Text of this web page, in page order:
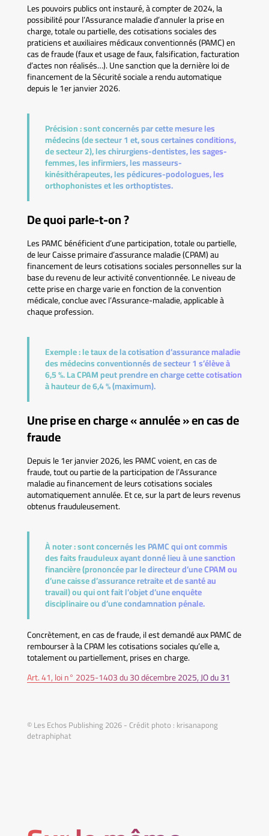
Les pouvoirs publics ont instauré, à compter de 2024, la
possibilité pour l’Assurance maladie d’annuler la prise en
charge, totale ou partielle, des cotisations sociales des
praticiens et auxiliaires médicaux conventionnés (PAMC) en
cas de fraude (faux et usage de faux, falsification, facturation
d’actes non réalisés…). Une sanction que la dernière loi de
financement de la Sécurité sociale a rendu automatique
depuis le 1er janvier 2026.
Précision :sont concernés par cette mesure les
médecins (de secteur 1 et, sous certaines conditions,
de secteur 2), les chirurgiens-dentistes, les sages-
femmes, les infirmiers, les masseurs-
kinésithérapeutes, les pédicures-podologues, les
orthophonistes et les orthoptistes.
De quoi parle-t-on ?
Les PAMC bénéficient d’une participation, totale ou partielle,
de leur Caisse primaire d’assurance maladie (CPAM) au
financement de leurs cotisations sociales personnelles sur la
base du revenu de leur activité conventionnée. Le niveau de
cette prise en charge varie en fonction de la convention
médicale, conclue avec l’Assurance-maladie, applicable à
chaque profession.
Exemple :le taux de la cotisation d’assurance maladie
des médecins conventionnés de secteur 1 s’élève à
6,5 %. La CPAM peut prendre en charge cette cotisation
à hauteur de 6,4 % (maximum).
Une prise en charge « annulée » en cas de
fraude
Depuis le 1er janvier 2026, les PAMC voient, en cas de
fraude, tout ou partie de la participation de l’Assurance
maladie au financement de leurs cotisations sociales
automatiquement annulée. Et ce, sur la part de leurs revenus
obtenus frauduleusement.
À noter :sont concernés les PAMC qui ont commis
des faits frauduleux ayant donné lieu à une sanction
financière (prononcée par le directeur d’une CPAM ou
d’une caisse d’assurance retraite et de santé au
travail) ou qui ont fait l’objet d’une enquête
disciplinaire ou d’une condamnation pénale.
Concrètement, en cas de fraude, il est demandé aux PAMC de
rembourser à la CPAM les cotisations sociales qu’elle a,
totalement ou partiellement, prises en charge.
Art. 41, loi n° 2025-1403 du 30 décembre 2025, JO du 31
© Les Echos Publishing 2026 - Crédit photo : krisanapong
detraphiphat